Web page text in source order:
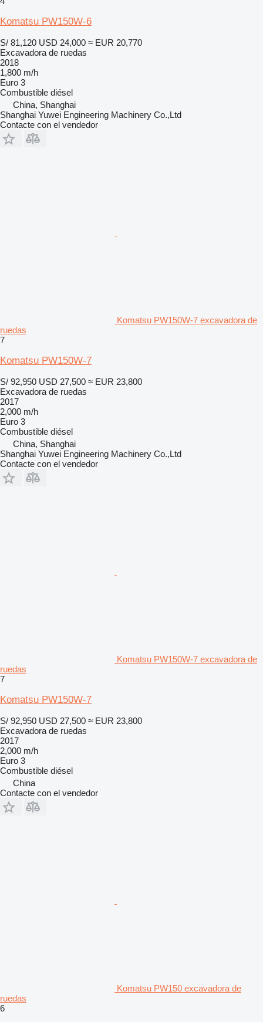
Komatsu PW150W-6
S/ 81,120 USD 24,000 ≈ EUR 20,770
Excavadora de ruedas
2018
1,800 m/h
Euro 3
Combustible diésel
China, Shanghai
Shanghai Yuwei Engineering Machinery Co.,Ltd
Contacte con el vendedor
Komatsu PW150W-7 excavadora de
ruedas
7
Komatsu PW150W-7
S/ 92,950 USD 27,500 ≈ EUR 23,800
Excavadora de ruedas
2017
2,000 m/h
Euro 3
Combustible diésel
China, Shanghai
Shanghai Yuwei Engineering Machinery Co.,Ltd
Contacte con el vendedor
Komatsu PW150W-7 excavadora de
ruedas
7
Komatsu PW150W-7
S/ 92,950 USD 27,500 ≈ EUR 23,800
Excavadora de ruedas
2017
2,000 m/h
Euro 3
Combustible diésel
China
Contacte con el vendedor
Komatsu PW150 excavadora de
ruedas
6